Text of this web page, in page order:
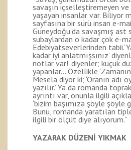
savaşın içselleştiremeyen
yaşayan insanlar var. Biliyor
sayfasına bir sürü insan e-
Güneydoğu’da savaşmış ast
subaylardan o kadar çok e-
Edebiyatseverlerinden
kadar iyi anlatmışsınız’
notlar var!’ diyenler; küçük
yapanlar… Özellikle
Mesela diyor ki; ‘Oranın adı
yazılır.’ Ya da romanda
ayrıntı var, onunla ilgili
‘bizim başımıza şöyle şöyle
Bunu, romanda yaratılan
ilgili bir ölçüt diye alıyorum.”
YAZARAK DÜZENİ YIKMAK